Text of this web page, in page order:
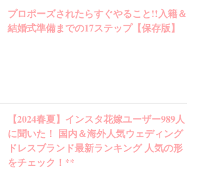
プロポーズされたらすぐやること!!入籍＆
結婚式準備までの17ステップ【保存版】
【2024春夏】インスタ花嫁ユーザー989人
に聞いた！ 国内＆海外人気ウェディング
ドレスブランド最新ランキング 人気の形
をチェック！**